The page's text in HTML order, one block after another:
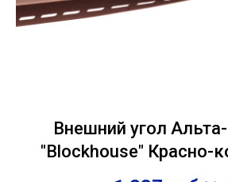
Внешний угол
"Blockhouse" Красно-
3,00м